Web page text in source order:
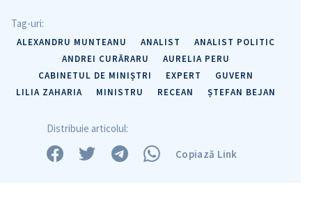
Tag-uri:
ALEXANDRU MUNTEANU ANALIST
ANALIST POLITIC
ANDREI CURĂRARU
AURELIA PERU
CABINETUL DE MINIȘTRI
EXPERT
GUVERN
LILIA ZAHARIA
MINISTRU RECEAN ȘTEFAN BEJAN
Distribuie articolul:
Copiază Link